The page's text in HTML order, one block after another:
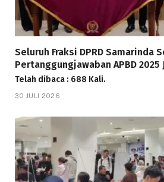
Seluruh Fraksi DPRD Samarinda
Pertanggungjawaban APBD 2025
Telah dibaca : 688 Kali.
30 JULI 2026